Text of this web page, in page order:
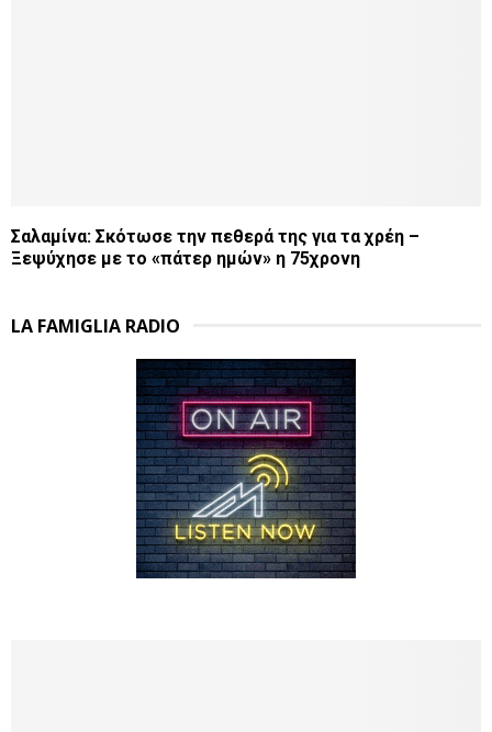
Σαλαμίνα: Σκότωσε την πεθερά της για τα χρέη –
Ξεψύχησε με το «πάτερ ημών» η 75χρονη
LA FAMIGLIA RADIO